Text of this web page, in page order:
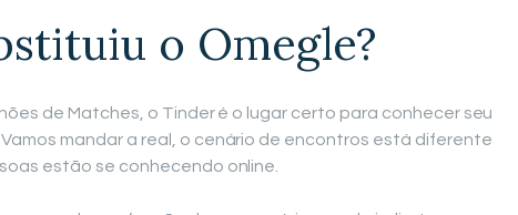
o Omegle?
de Matches, o Tinder é o lugar certo para conhecer seu
mandar a real, o cenário de encontros está diferente
estão se conhecendo online.